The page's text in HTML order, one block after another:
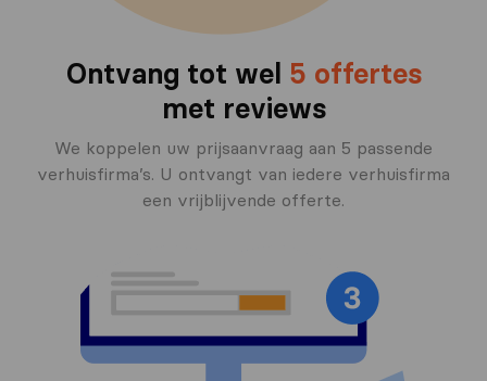
Ontvang tot wel 5 offertes
met reviews
We koppelen uw prijsaanvraag aan 5 passende
verhuisfirma’s. U ontvangt van iedere verhuisfirma
een vrijblijvende offerte.